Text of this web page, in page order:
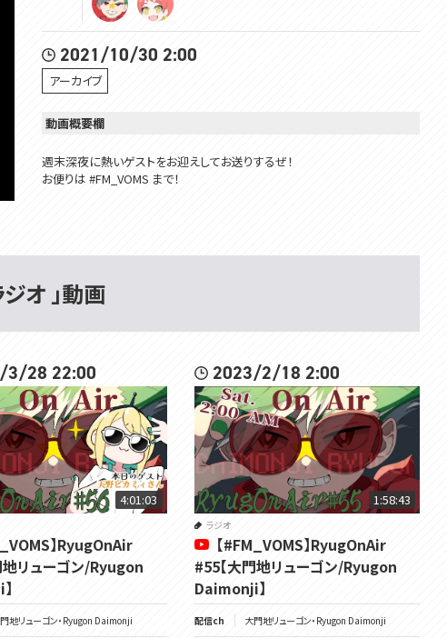
2021/10/30 2:00
アーカイブ
動画概要欄
週末深夜に熱いゲストをお迎えしてお送りするぜ！
お便りは #FM_VOMS まで！
thumbnail Illustration by えむさん
大門地リューゴン・Ryugon Daimonji
分類：じりゅうモンスター
タイプ：じめん・ドラゴン
高さ：1.50m
特性：かたやぶり
Twitter：https://twitter.com/Ryugon_D
所属：#VOMSProject
チャンネル：https://www.youtube.com/channel/UCdMp...
Twitter：https://twitter.com/VOMS_Project
HP：https://voms.net/
オ 」動画
3/28 22:00
4:01:03
】RyugOnAir
地リューゴン/Ryugon
地リューゴン・Ryugon Daimonji
2023/2/18 2:00
1:58:43
ラジオ
【#FM_VOMS】RyugOnAir
#55【大門地リューゴン/Ryugon
Daimonji】
配信ch 大門地リューゴン・Ryugon Daimonji